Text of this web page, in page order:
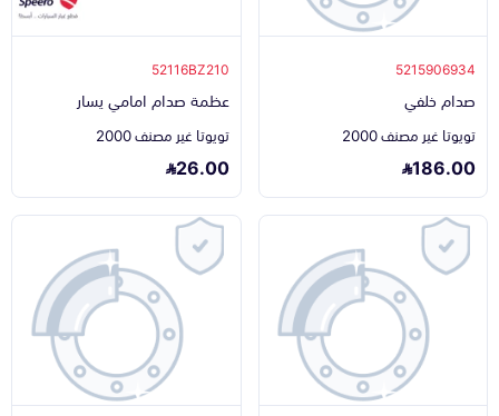
5215906934
صدام خلفي
تويوتا غير مصنف 2000
186.00
52116BZ210
عظمة صدام امامي يسار
تويوتا غير مصنف 2000
26.00